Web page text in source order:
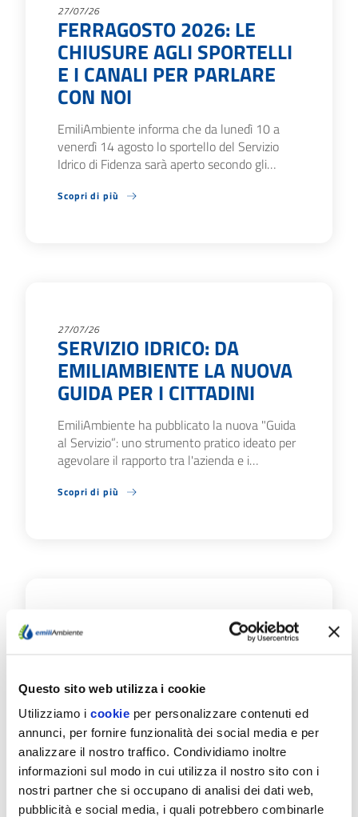
Questo sito web utilizza i cookie
Utilizziamo i cookie per personalizzare contenuti ed
annunci, per fornire funzionalità dei social media e per
analizzare il nostro traffico. Condividiamo inoltre
informazioni sul modo in cui utilizza il nostro sito con i
nostri partner che si occupano di analisi dei dati web,
pubblicità e social media, i quali potrebbero combinarle
27/07/26
FERRAGOSTO 2026: LE
CHIUSURE AGLI SPORTELLI
E I CANALI PER PARLARE
CON NOI
EmiliAmbiente informa che da lunedì 10 a
venerdì 14 agosto lo sportello del Servizio
Idrico di Fidenza sarà aperto secondo gli…
Scopri di più
27/07/26
SERVIZIO IDRICO: DA
EMILIAMBIENTE LA NUOVA
GUIDA PER I CITTADINI
EmiliAmbiente ha pubblicato la nuova "Guida
al Servizio”: uno strumento pratico ideato per
agevolare il rapporto tra l'azienda e i…
Scopri di più
FONTANELLATO E
IL 20 E 21/7 CHIUSURE
AGLI SPORTELLI
EmiliAmbiente informa che: Lunedì 20 luglio
lo sportello del Servizio idrico nel Comune di
Fontanellato, normalmente aperto in
Municipio il…